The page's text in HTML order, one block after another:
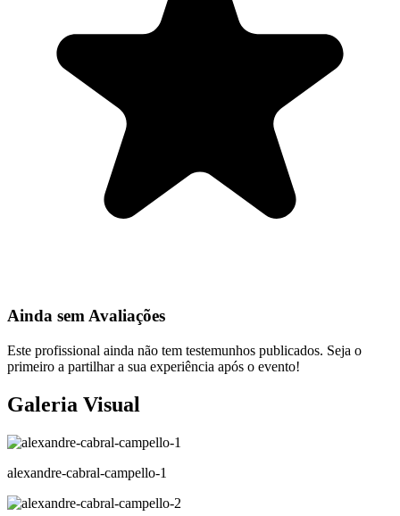
Ainda sem Avaliações
Este profissional ainda não tem testemunhos publicados. Seja o
primeiro a partilhar a sua experiência após o evento!
Galeria Visual
alexandre-cabral-campello-1